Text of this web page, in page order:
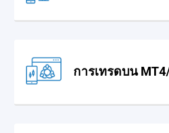
การเทรดบน